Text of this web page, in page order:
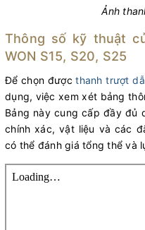
Ảnh
Thông số kỹ thuật
WON S15, S20, S25
Để chọn đượcthanh trượt
dụng, việc xem xét bảng
Bảng này cung cấp đầy đủ
chính xác, vật liệu và các
có thể đánh giá tổng thể và